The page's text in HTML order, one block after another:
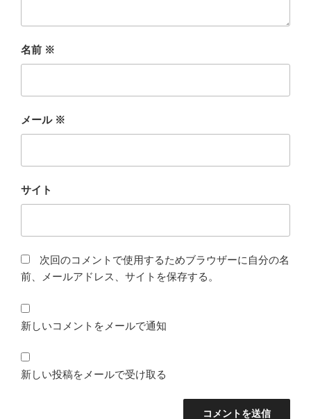
名前 ※
メール ※
サイト
次回のコメントで使用するためブラウザーに自分の名
前、メールアドレス、サイトを保存する。
新しいコメントをメールで通知
新しい投稿をメールで受け取る